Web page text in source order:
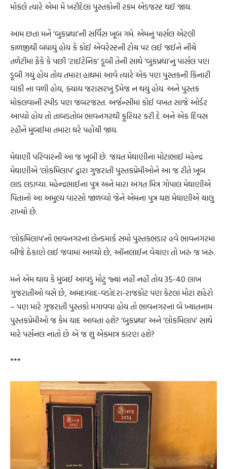
મોકલે ત્યારે એમાં મેં ખરીદેલાં પુસ્તકોની રકમ એડજસ્ટ થઈ જાય.
આમ છતાં મને ‘બુકપ્રથા’ની સર્વિસ ખૂબ ગમે. એમનું પાર્સલ એટલી
કાળજીથી બંધાયું હોય કે કોઈ એવરેસ્ટની ટોચ પર લઈ જઈને નીચે
તળેટીમાં ફેંકે કે પછી ‘ટાઈટેનિક’ ડૂબી તેની સાથે ‘બુકપ્રથા’નું પાર્સલ પણ
ડૂબી ગયું હોય તોય તમારા હાથમાં આવે ત્યારે એક પણ પુસ્તકની કિનારી
વાંકી ના વળી હોય, ક્યાંય જરાસરખું ડૅમેજ ન થયું હોય. અને પુસ્તક
મોકલવાની સ્પીડ પણ જબરજસ્ત. અર્જન્સીમાં કોઈ વખત સાંજે ઓર્ડર
આપ્યો હોય તો તાબડતોબ ભાવનગરથી કુરિયર કરી દે અને એક દિવસ
રહીને મુંબઈમાં તમારા ઘરે પહોંચી જાય.
મેઘાણી પરિવારની આ જ ખૂબી છે. જયંત મેઘાણીના મોટાભાઈ મહેન્દ્ર
મેઘાણીએ ‘લોકમિલાપ’ દ્વારા ગુજરાતી પુસ્તકપ્રેમીઓને આ જ રીતે ખૂબ
લાડ લડાવ્યા. મહેન્દ્રભાઈના પુત્ર અને મારા અંગત મિત્ર ગોપાલ મેઘાણીએ
પિતાનો આ અમુલ્ય વારસો જાળવ્યો જેને એમના પુત્ર યશ મેઘાણીએ ચાલુ
રાખ્યો છે.
‘લોકમિલાપ’નો ભાવનગરના લેન્ડમાર્ક સમો પુસ્તકભંડાર હવે ભાવનગરમાં
બીજે ઠેકાણે લઈ જવામાં આવ્યો છે, ઑનલાઈન વેચાણ તો ખરું જ ખરું.
મને એમ થાય કે મુંબઈ આવડું મોટું જ્યાં નહીં નહીં તોય 35-40 લાખ
ગુજરાતીઓ વસે છે, અમદાવાદ-વડોદરા-રાજકોટ પણ કેટલાં મોટાં શહેરો
– પણ મારે ગુજરાતી પુસ્તકો મગાવવા હોય તો ભાવનગરનાં બે ખ્યાતનામ
પુસ્તકપ્રેમીઓ જ કેમ યાદ આવતાં હશે? ‘બુકપ્રથા’ અને ‘લોકમિલાપ’ સાથે
મારે પર્સનલ નાતો છે એ જ શું એકમાત્ર કારણ હશે?
***